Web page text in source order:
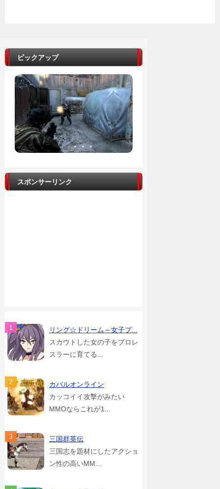
ピックアップ
スポンサーリンク
リング☆ドリーム～女子プ...
スカウトした女の子をプロレ
スラーに育てる...
カバルオンライン
カッコイイ攻撃がみたい
MMOならこれが1...
三国群英伝
三国志を題材にしたアクショ
ン性の高いMM...